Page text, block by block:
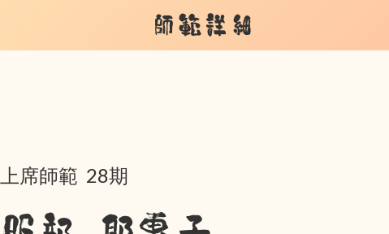
師範詳細
上席師範 28期